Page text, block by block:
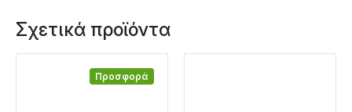
Σχετικά προϊόντα
Προσφορά